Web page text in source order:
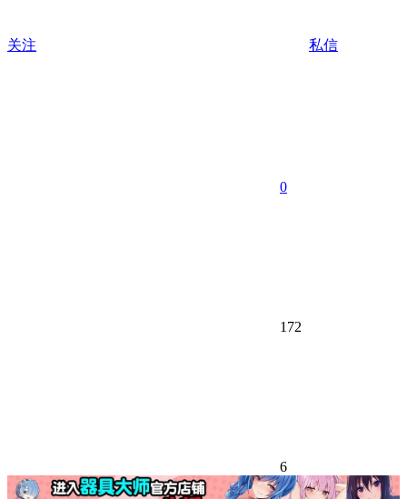
关注 私信
0
172
6